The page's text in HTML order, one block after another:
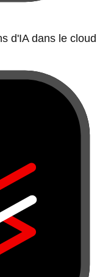
d'IA dans le cloud